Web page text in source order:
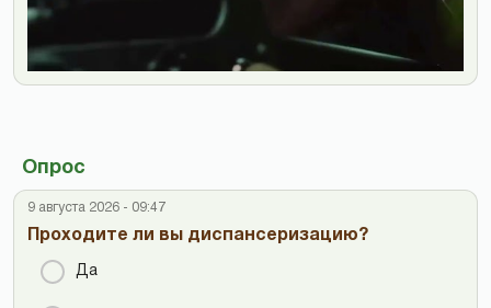
Опрос
9 августа 2026 - 09:47
Проходите ли вы диспансеризацию?
Да